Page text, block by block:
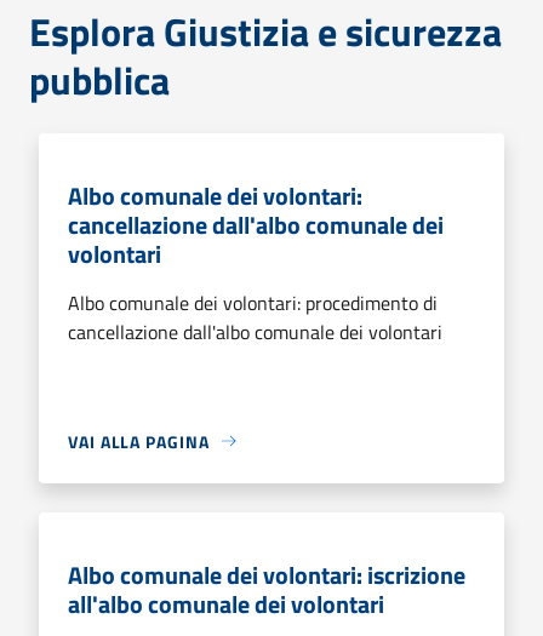
Esplora Giustizia e sicurezza
pubblica
Albo comunale dei volontari:
cancellazione dall'albo comunale dei
volontari
Albo comunale dei volontari: procedimento di
cancellazione dall'albo comunale dei volontari
VAI ALLA PAGINA
Albo comunale dei volontari: iscrizione
all'albo comunale dei volontari